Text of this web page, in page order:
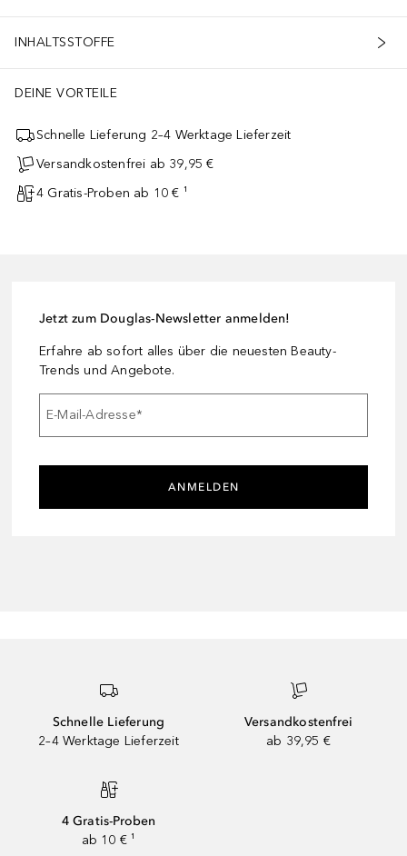
INHALTSSTOFFE
DEINE VORTEILE
Schnelle Lieferung 2–4 Werktage Lieferzeit
Versandkostenfrei ab 39,95 €
4 Gratis-Proben ab 10 € ¹
Jetzt zum Douglas-Newsletter anmelden!
Erfahre ab sofort alles über die neuesten Beauty-
Trends und Angebote.
E-Mail-Adresse*
ANMELDEN
Schnelle Lieferung
2–4 Werktage Lieferzeit
Versandkostenfrei
ab 39,95 €
4 Gratis-Proben
ab 10 € ¹